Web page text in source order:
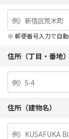
※ 郵便番号入力で自
住所（丁目・番地）
住所（建物名）